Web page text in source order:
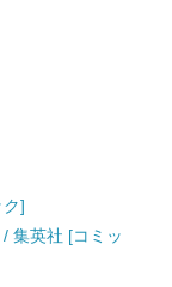
]
集英社 [コミッ